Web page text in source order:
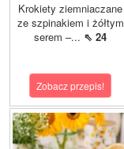
Krokiety ziemniaczane
ze szpinakiem i żółtym
serem –... ⇖ 24
Zobacz przepis!